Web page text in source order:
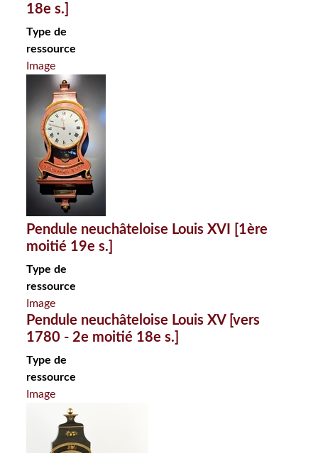
18e s.]
Type de
ressource
Image
Pendule neuchâteloise Louis XVI [1ère
moitié 19e s.]
Type de
ressource
Image
Pendule neuchâteloise Louis XV [vers
1780 - 2e moitié 18e s.]
Type de
ressource
Image